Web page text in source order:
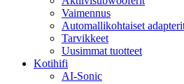
Vaimennus
Automallikohtaiset
Tarvikkeet
Uusimmat tuotteet
Kotihifi
AI-Sonic